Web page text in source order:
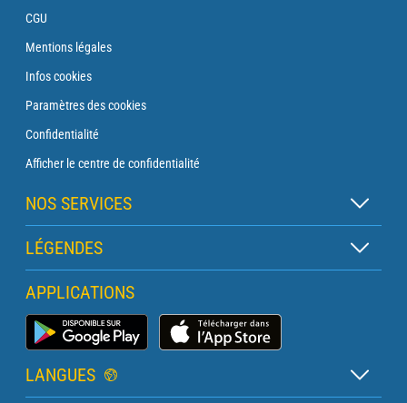
CGU
Mentions légales
Infos cookies
Paramètres des cookies
Confidentialité
Afficher le centre de confidentialité
NOS SERVICES
Abonnement Zen
Abonnement Balise
Abonnement Traversée
Abonnement Phare
LÉGENDES
Légende des cartes
Légende des pictogrammes
Glossaire
APPLICATIONS
Application Météo Marine
LANGUES